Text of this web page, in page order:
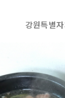
강원특별